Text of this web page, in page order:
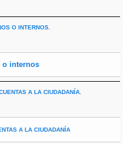
O INTERNOS.
o internos
A LA CIUDADANÍA.
A LA CIUDADANÍA